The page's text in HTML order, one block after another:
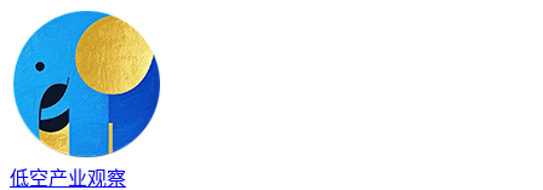
低空产业观察